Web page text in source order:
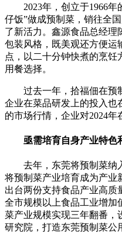
2023年，创立于1966年
仔饭”做成预制菜，销往全
了新活力。鑫源食品总经理
包装风格，既美观还方便运
点，以二十分钟快煮的烹饪
用餐选择。
过去一年，拾福佃在预
企业在菜品研发上的投入也
的市场行情，企业对2024
亟需培育自身产业特色
去年，东莞将预制菜纳
将预制菜产业培育成为产业
出台两份支持食品产业高质
全市规模以上食品工业增加
菜产业规模实现三年翻番，
研究院，打造东莞预制菜公